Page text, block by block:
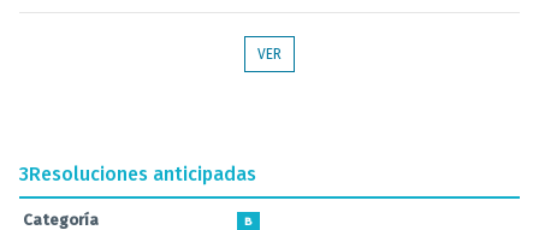
VER
3Resoluciones anticipadas
Categoría B